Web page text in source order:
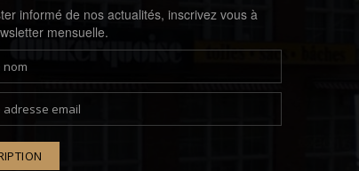
informé de nos actualités, inscrivez vous à
mensuelle.